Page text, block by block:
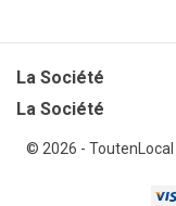
La Société
La Société
© 2026 - ToutenLocal